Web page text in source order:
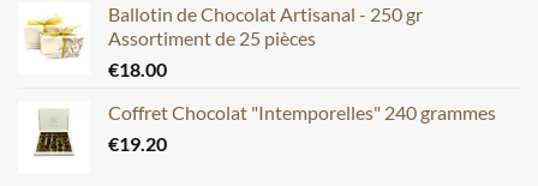
Ballotin de Chocolat Artisanal - 250 gr
Assortiment de 25 pièces
€18.00
Coffret Chocolat "Intemporelles" 240 grammes
€19.20